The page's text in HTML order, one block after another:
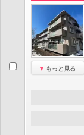
もっと見る